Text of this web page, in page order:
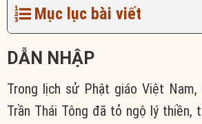
Mục lục bài viết
DẪN NHẬP
Trong lịch sử Phật giáo Việt
Trần Thái Tông đã tỏ ngộ lý thiền,